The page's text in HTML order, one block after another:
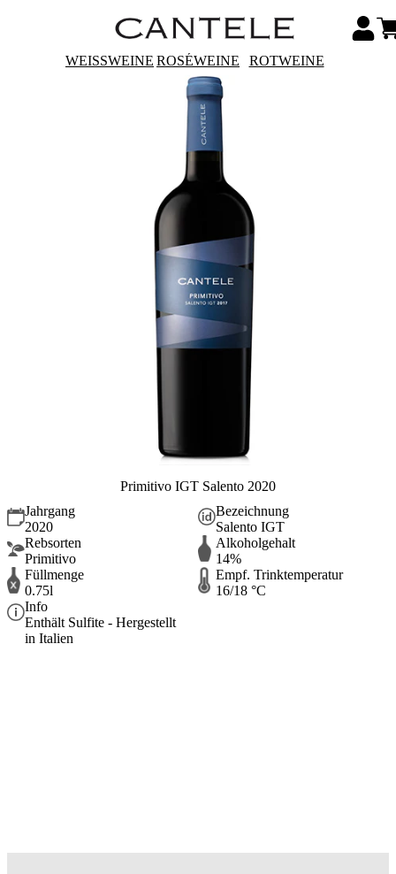
WEISSWEINE ROSÉWEINE ROTWEINE
Primitivo IGT Salento 2020
Jahrgang
2020
Bezeichnung
Salento IGT
Rebsorten
Primitivo
Alkoholgehalt
14%
Füllmenge
0.75l
Empf. Trinktemperatur
16/18 °C
Info
Enthält Sulfite - Hergestellt
in Italien